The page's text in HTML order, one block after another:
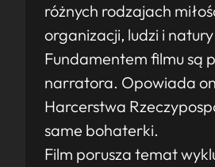
różnych rodzajach
organizacji, ludzi i
Fundamentem filmu są
narratora. Opowiada
Harcerstwa
same bohaterki.
Film porusza temat